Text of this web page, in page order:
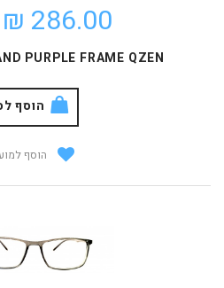
286.00 ₪
PURPLE FRAME QZEN
הוסף
הוסף